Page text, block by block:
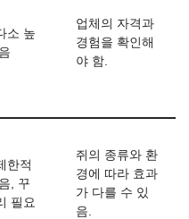
소 높
업체의 자격과
경험을 확인해
야 함.
한적
, 꾸
필요
쥐의 종류와 환
경에 따라 효과
가 다를 수 있
음.